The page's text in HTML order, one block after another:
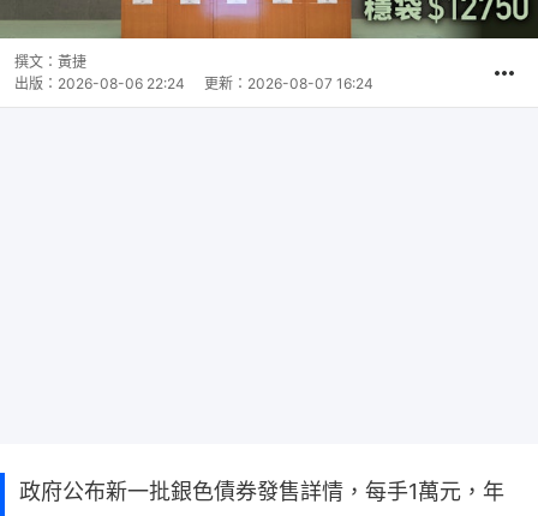
撰文： 黃捷
出版： 2026-08-06 22:24 更新： 2026-08-07 16:24
政府公布新一批銀色債券發售詳情，每手1萬元，年